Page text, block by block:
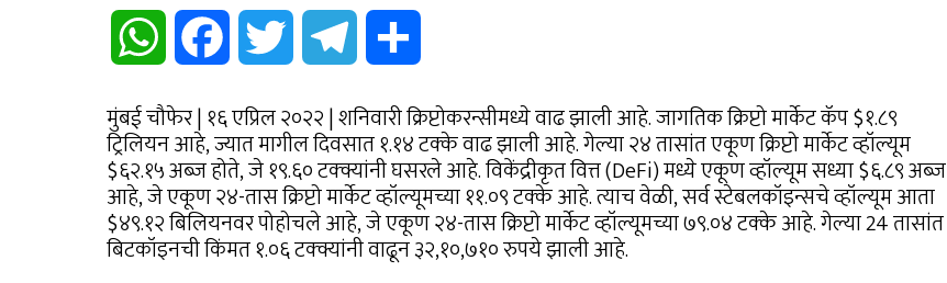
WhatsApp Facebook Twitter Telegram
मुंबई चौफेर | १६ एप्रिल २०२२ | शनिवारी क्रिप्टोकरन्सीमध्ये वाढ झाली आहे. जागतिक क्रिप्टो मार्केट कॅप $१.८९
ट्रिलियन आहे, ज्यात मागील दिवसात १.१४ टक्के वाढ झाली आहे. गेल्या २४ तासांत एकूण क्रिप्टो मार्केट व्हॉल्यूम
$६२.१५ अब्ज होते, जे १९.६० टक्क्यांनी घसरले आहे. विकेंद्रीकृत वित्त (DeFi) मध्ये एकूण व्हॉल्यूम सध्या $६.८९ अब्ज
आहे, जे एकूण २४-तास क्रिप्टो मार्केट व्हॉल्यूमच्या ११.०९ टक्के आहे. त्याच वेळी, सर्व स्टेबलकॉइन्सचे व्हॉल्यूम आता
$४९.१२ बिलियनवर पोहोचले आहे, जे एकूण २४-तास क्रिप्टो मार्केट व्हॉल्यूमच्या ७९.०४ टक्के आहे. गेल्या 24 तासांत
बिटकॉइनची किंमत १.०६ टक्क्यांनी वाढून ३२,१०,७१० रुपये झाली आहे.